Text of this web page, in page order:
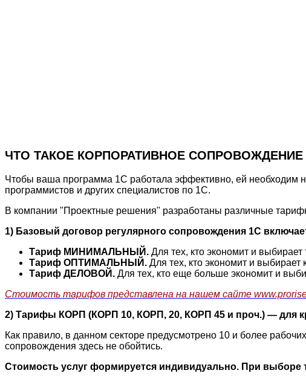
ЧТО ТАКОЕ КОРПОРАТИВНОЕ СОПРОВОЖДЕНИЕ
Чтобы ваша программа 1С работала эффективно, ей необходим
программистов и других специалистов по 1С.
В компании "Проектные решения" разработаны различные
1) Базовый договор регулярного сопровождения 1С
Тариф МИНИМАЛЬНЫЙ. Для тех, кто экономит и
Тариф ОПТИМАЛЬНЫЙ. Для тех, кто экономит и выбирает
Тариф ДЕЛОВОЙ. Для тех, кто еще больше экономит и
Стоимость тарифов представлена на нашем сайте
2) Тарифы КОРП (КОРП 10, КОРП, 20, КОРП 45 и проч.) — для
Как правило, в данном секторе предусмотрено 10 и более
сопровождения здесь не обойтись.
Стоимость услуг формируется индивидуально. При